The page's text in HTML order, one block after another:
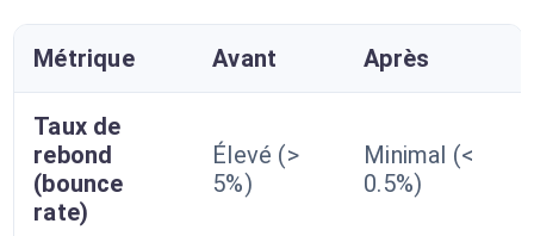
Métrique Avant Après
Taux de
rebond
(bounce
rate)
Élevé (>
5%)
Minimal (<
0.5%)